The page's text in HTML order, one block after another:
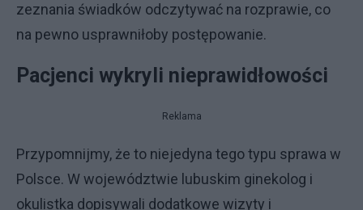
zeznania świadków odczytywać na rozprawie, co
na pewno usprawniłoby postępowanie.
Pacjenci wykryli nieprawidłowości
Reklama
Przypomnijmy, że to niejedyna tego typu sprawa w
Polsce. W województwie lubuskim ginekolog i
okulistka dopisywali dodatkowe wizyty i